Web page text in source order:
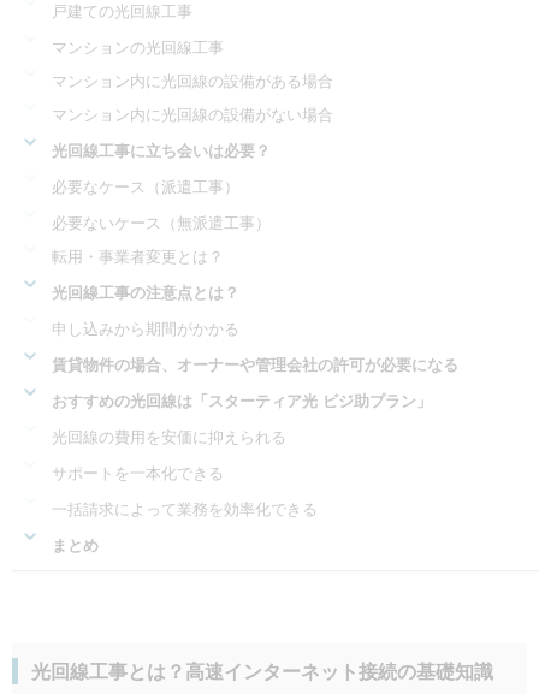
戸建ての光回線工事
マンションの光回線工事
マンション内に光回線の設備がある場合
マンション内に光回線の設備がない場合
光回線工事に立ち会いは必要？
必要なケース（派遣工事）
必要ないケース（無派遣工事）
転用・事業者変更とは？
光回線工事の注意点とは？
申し込みから期間がかかる
賃貸物件の場合、オーナーや管理会社の許可が必要になる
おすすめの光回線は「スターティア光 ビジ助プラン」
光回線の費用を安価に抑えられる
サポートを一本化できる
一括請求によって業務を効率化できる
まとめ
光回線工事とは？高速インターネット接続の基礎知識